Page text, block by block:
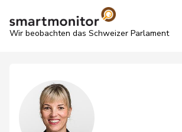
Wir beobachten das Schweizer Parlament